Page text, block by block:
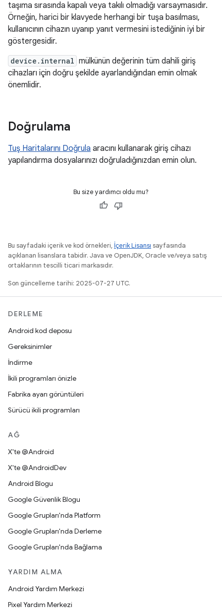
taşıma sırasında kapalı veya takılı olmadığı varsaymasıdır.
Örneğin, harici bir klavyede herhangi bir tuşa basılması,
kullanıcının cihazın uyanıp yanıt vermesini istediğinin iyi bir
göstergesidir.
device.internal mülkünün değerinin tüm dahili giriş
cihazları için doğru şekilde ayarlandığından emin olmak
önemlidir.
Doğrulama
Tuş Haritalarını Doğrula aracını kullanarak giriş cihazı
yapılandırma dosyalarınızı doğruladığınızdan emin olun.
Bu size yardımcı oldu mu?
Bu sayfadaki içerik ve kod örnekleri, İçerik Lisansı sayfasında
açıklanan lisanslara tabidir. Java ve OpenJDK, Oracle ve/veya satış
ortaklarının tescilli ticari markasıdır.
Son güncelleme tarihi: 2025-07-27 UTC.
DERLEME
Android kod deposu
Gereksinimler
İndirme
İkili programları önizle
Fabrika ayarı görüntüleri
Sürücü ikili programları
AĞ
X'te @Android
X'te @AndroidDev
Android Blogu
Google Güvenlik Blogu
Google Grupları'nda Platform
Google Grupları'nda Derleme
Google Grupları'nda Bağlama
YARDIM ALMA
Android Yardım Merkezi
Pixel Yardım Merkezi